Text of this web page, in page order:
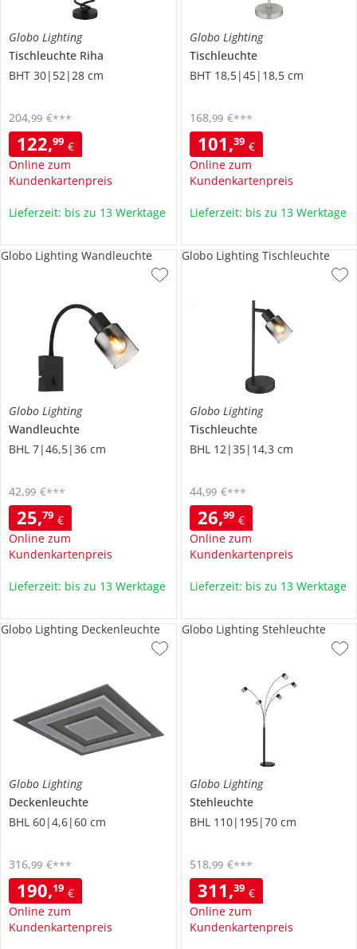
Globo Lighting
Tischleuchte Riha
BHT 30|52|28 cm
122,99 €
Online zum
Kundenkartenpreis
204,99 €***
Lieferzeit: bis zu 13 Werktage
Globo Lighting
Tischleuchte
BHT 18,5|45|18,5 cm
101,39 €
Online zum
Kundenkartenpreis
168,99 €***
Lieferzeit: bis zu 13 Werktage
Globo Lighting
Wandleuchte
BHL 7|46,5|36 cm
25,79 €
Online zum
Kundenkartenpreis
42,99 €***
Globo Lighting Wandleuchte
Lieferzeit: bis zu 13 Werktage
Globo Lighting
Tischleuchte
BHL 12|35|14,3 cm
26,99 €
Online zum
Kundenkartenpreis
44,99 €***
Globo Lighting Tischleuchte
Lieferzeit: bis zu 13 Werktage
Globo Lighting
Deckenleuchte
BHL 60|4,6|60 cm
190,19 €
Online zum
Kundenkartenpreis
316,99 €***
Globo Lighting Deckenleuchte
Globo Lighting
Stehleuchte
BHL 110|195|70 cm
311,39 €
Online zum
Kundenkartenpreis
518,99 €***
Globo Lighting Stehleuchte